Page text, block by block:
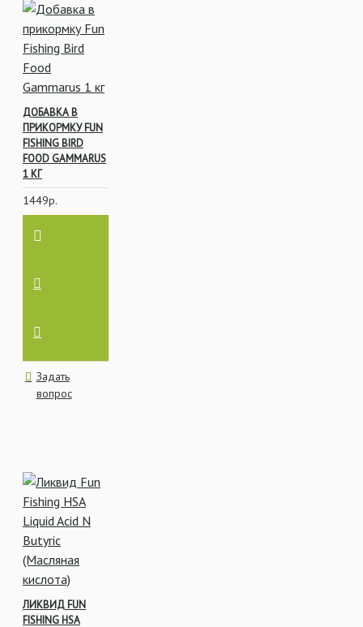
ДОБАВКА В
ПРИКОРМКУ FUN
FISHING BIRD
FOOD GAMMARUS
1 КГ
1449р.
Задать
вопрос
ЛИКВИД FUN
FISHING HSA